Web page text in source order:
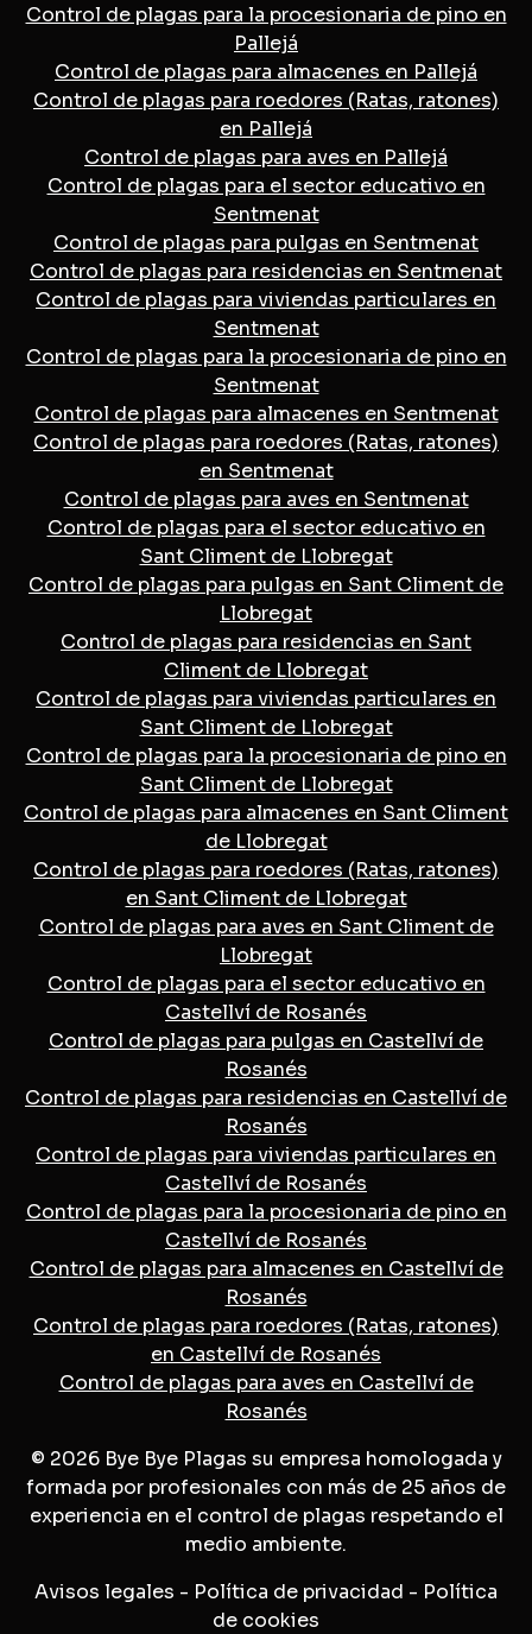
Control de plagas para la procesionaria de pino en
Pallejá
Control de plagas para almacenes en Pallejá
Control de plagas para roedores (Ratas, ratones)
en Pallejá
Control de plagas para aves en Pallejá
Control de plagas para el sector educativo en
Sentmenat
Control de plagas para pulgas en Sentmenat
Control de plagas para residencias en Sentmenat
Control de plagas para viviendas particulares en
Sentmenat
Control de plagas para la procesionaria de pino en
Sentmenat
Control de plagas para almacenes en Sentmenat
Control de plagas para roedores (Ratas, ratones)
en Sentmenat
Control de plagas para aves en Sentmenat
Control de plagas para el sector educativo en
Sant Climent de Llobregat
Control de plagas para pulgas en Sant Climent de
Llobregat
Control de plagas para residencias en Sant
Climent de Llobregat
Control de plagas para viviendas particulares en
Sant Climent de Llobregat
Control de plagas para la procesionaria de pino en
Sant Climent de Llobregat
Control de plagas para almacenes en Sant Climent
de Llobregat
Control de plagas para roedores (Ratas, ratones)
en Sant Climent de Llobregat
Control de plagas para aves en Sant Climent de
Llobregat
Control de plagas para el sector educativo en
Castellví de Rosanés
Control de plagas para pulgas en Castellví de
Rosanés
Control de plagas para residencias en Castellví de
Rosanés
Control de plagas para viviendas particulares en
Castellví de Rosanés
Control de plagas para la procesionaria de pino en
Castellví de Rosanés
Control de plagas para almacenes en Castellví de
Rosanés
Control de plagas para roedores (Ratas, ratones)
en Castellví de Rosanés
Control de plagas para aves en Castellví de
Rosanés
© 2026 Bye Bye Plagas su empresa homologada y
formada por profesionales con más de 25 años de
experiencia en el control de plagas respetando el
medio ambiente.
Avisos legales - Política de privacidad - Política
de cookies